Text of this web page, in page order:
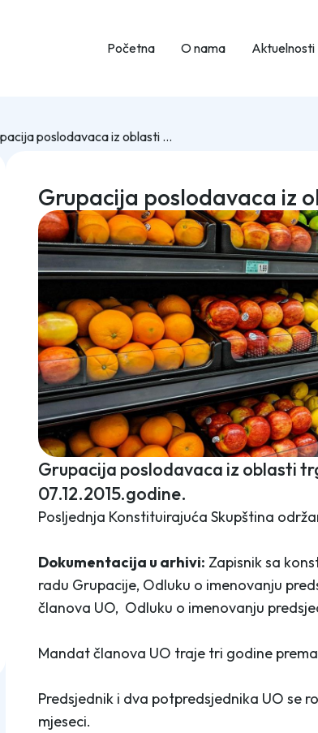
Početna O nama Aktuelnosti
Grupacija poslodavaca iz oblasti trgovine
Grupacija poslodavaca iz
Grupacija poslodavaca iz oblasti
07.12.2015.godine.
Posljednja Konstituirajuća Skupština
Dokumentacija u arhivi: Zapisnik sa
radu Grupacije, Odluku o imenovanju
članova UO, Odluku o imenovanju
Mandat članova UO traje tri godine
Predsjednik i dva potpredsjednika UO se
mjeseci.